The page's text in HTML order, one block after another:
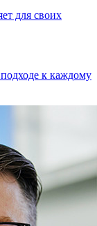
для своих
к каждому